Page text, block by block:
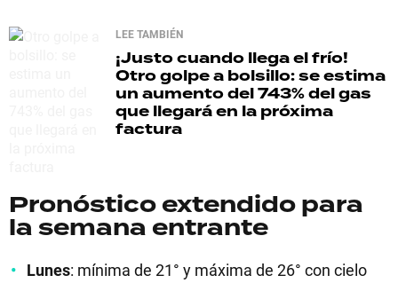
LEE TAMBIÉN
¡Justo cuando llega el frío!
Otro golpe a bolsillo: se estima
un aumento del 743% del gas
que llegará en la próxima
factura
Pronóstico extendido para
la semana entrante
Lunes: mínima de 21° y máxima de 26° con cielo